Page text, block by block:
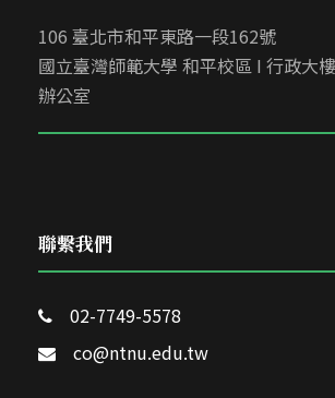
106 臺北市和平東路一段162號
國立臺灣師範大學 和平校區 I 行政大
辦公室
聯繫我們
02-7749-5578
co@ntnu.edu.tw